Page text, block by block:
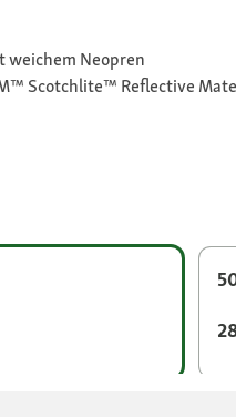
weichem Neopren
Scotchlite™ Reflective